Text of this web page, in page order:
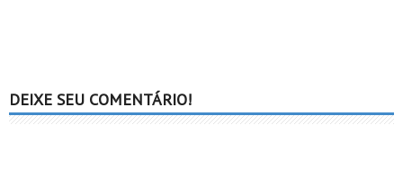
DEIXE SEU COMENTÁRIO!